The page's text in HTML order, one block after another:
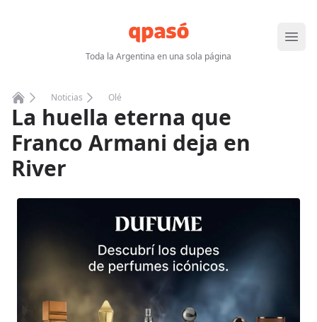
Toda la Argentina en una sola página
Abrir
Home
Noticias Olé
La huella eterna que
Franco Armani deja en
River